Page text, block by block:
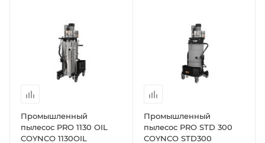
Промышленный
пылесос PRO 1130 OIL
COYNCO 1130OIL
Промышленный
пылесос PRO STD 300
COYNCO STD300